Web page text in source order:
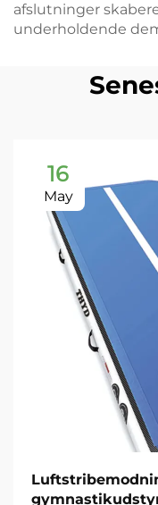
afslutninger
underholdende
16
May